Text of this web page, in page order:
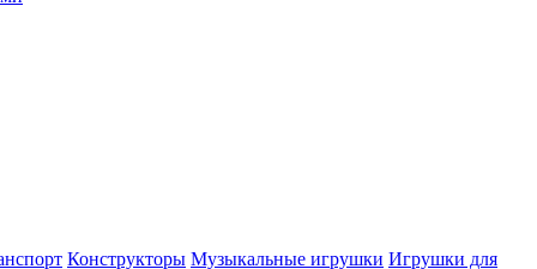
Конструкторы Музыкальные игрушки Игрушки для